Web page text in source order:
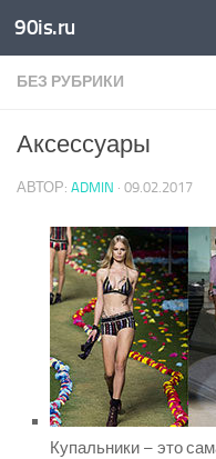
Skip to content
90is.ru
БЕЗ РУБРИКИ
Аксессуары
АВТОР: ADMIN · 09.02.2017
Купальники – это